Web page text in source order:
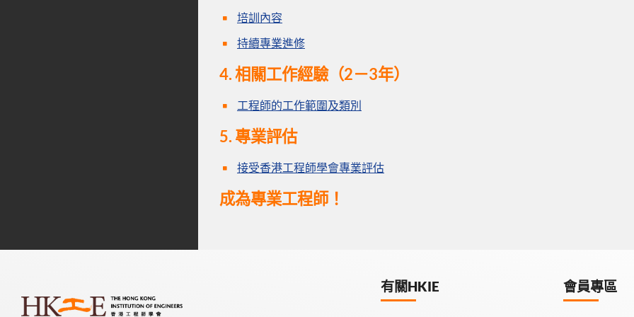
培訓內容
持續專業進修
4. 相關工作經驗（2－3年）
工程師的工作範圍及類別
5. 專業評估
接受香港工程師學會專業評估
成為專業工程師！
有關HKIE 會員專區